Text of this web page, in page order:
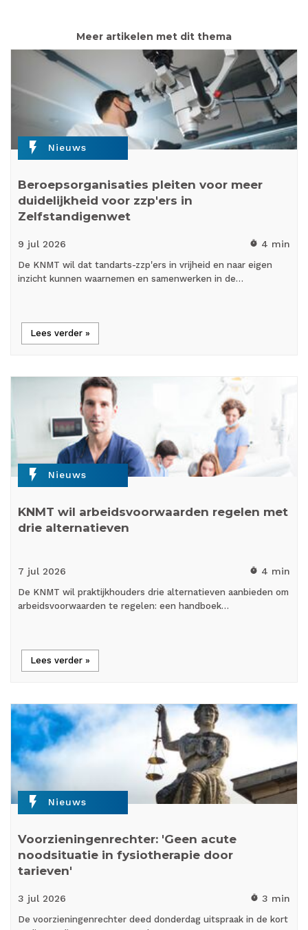
Meer artikelen met dit thema
flash_on Nieuws
Beroepsorganisaties pleiten voor meer
duidelijkheid voor zzp'ers in
Zelfstandigenwet
9 jul 2026 timer 4 min
De KNMT wil dat tandarts-zzp'ers in vrijheid en naar eigen
inzicht kunnen waarnemen en samenwerken in de…
Lees verder »
flash_on Nieuws
KNMT wil arbeidsvoorwaarden regelen met
drie alternatieven
7 jul 2026 timer 4 min
De KNMT wil praktijkhouders drie alternatieven aanbieden om
arbeidsvoorwaarden te regelen: een handboek…
Lees verder »
flash_on Nieuws
Voorzieningenrechter: 'Geen acute
noodsituatie in fysiotherapie door
tarieven'
3 jul 2026 timer 3 min
De voorzieningenrechter deed donderdag uitspraak in de kort